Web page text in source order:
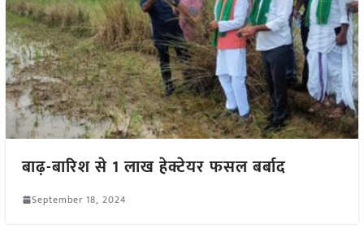
बाढ़-बारिश से 1 लाख हेक्टेयर फसल बर्बाद
September 18, 2024